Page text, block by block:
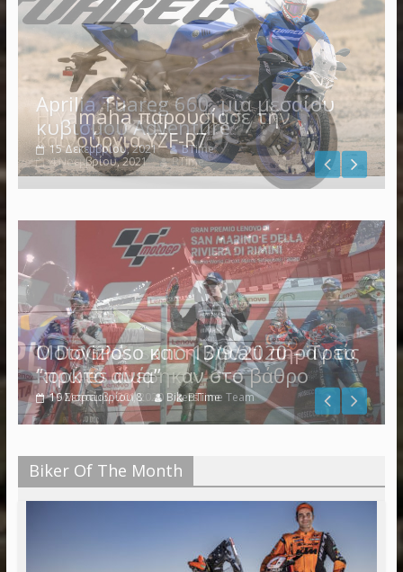
Η Yamaha παρουσίασε την
καινούργια YZF-R7
4 Νοεμβρίου, 2021 BTime
Ο Dovizioso και η Ducati πήραν το
“πρώτο αίμα”
19 Μαρτίου, 2018 BikersTime Team
Biker Of The Month